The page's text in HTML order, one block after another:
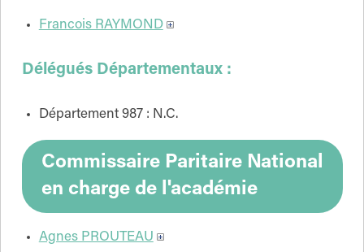
Francois RAYMOND
Délégués Départementaux :
Département 987 : N.C.
Commissaire Paritaire National
en charge de l'académie
Agnes PROUTEAU